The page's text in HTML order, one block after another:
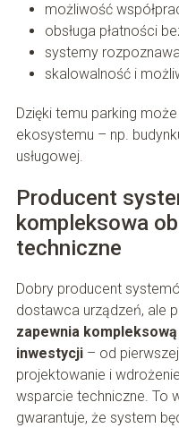
możliwość
obsługa płatności
systemy
skalowalność i
Dzięki temu parking
ekosystemu – np.
usługowej.
Producent
kompleksowa
techniczne
Dobry producent
dostawca urządzeń, ale
zapewnia
inwestycji– od
projektowanie i
wsparcie techniczne. To
gwarantuje, że system